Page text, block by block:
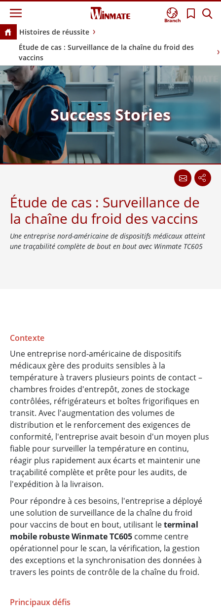
Branch
Histoires de réussite
Étude de cas : Surveillance de la chaîne du froid des
vaccins
Success Stories
Étude de cas : Surveillance de
la chaîne du froid des vaccins
Une entreprise nord-américaine de dispositifs médicaux atteint
une traçabilité complète de bout en bout avec Winmate TC605
Contexte
Une entreprise nord-américaine de dispositifs
médicaux gère des produits sensibles à la
température à travers plusieurs points de contact –
chambres froides d'entrepôt, zones de stockage
contrôlées, réfrigérateurs et boîtes frigorifiques en
transit. Avec l'augmentation des volumes de
distribution et le renforcement des exigences de
conformité, l'entreprise avait besoin d'un moyen plus
fiable pour surveiller la température en continu,
réagir plus rapidement aux écarts et maintenir une
traçabilité complète et prête pour les audits, de
l'expédition à la livraison.
Pour répondre à ces besoins, l'entreprise a déployé
une solution de surveillance de la chaîne du froid
pour vaccins de bout en bout, utilisant leterminal
mobile robuste Winmate TC605 comme centre
opérationnel pour le scan, la vérification, la gestion
des exceptions et la synchronisation des données à
travers les points de contrôle de la chaîne du froid.
Principaux défis